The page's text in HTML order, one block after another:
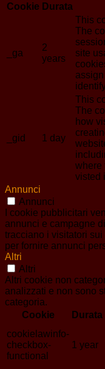
Cookie Durata
_ga
2
years
This
The
site
_gid 1 day
This
The
how
where
visted
Annunci
Annunci
I cookie pubblicitari
annunci e campagne
tracciano i visitatori
per fornire annunci
Altri
Altri
Altri cookie non
analizzati e non sono
categoria.
Cookie
Durata
cookielawinfo-
checkbox-
functional
1 year